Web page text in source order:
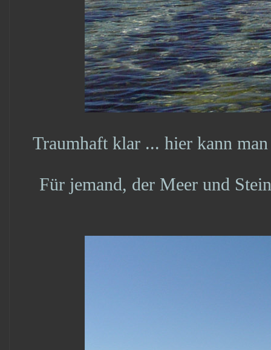
Traumhaft klar ... hier kann
Für jemand, der Meer und